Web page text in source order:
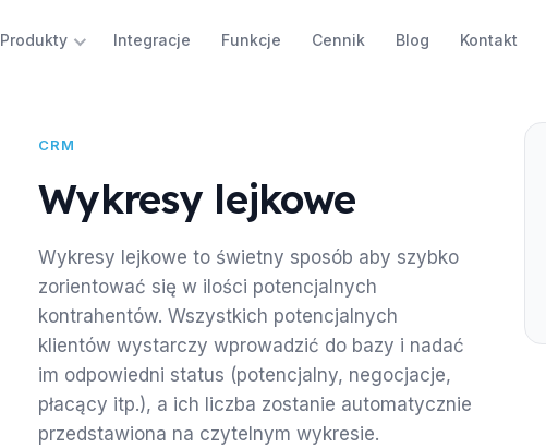
Produkty Integracje Funkcje Cennik Blog Kontakt
CRM
Wykresy lejkowe
Wykresy lejkowe to świetny sposób aby szybko
zorientować się w ilości potencjalnych
kontrahentów. Wszystkich potencjalnych
klientów wystarczy wprowadzić do bazy i nadać
im odpowiedni status (potencjalny, negocjacje,
płacący itp.), a ich liczba zostanie automatycznie
przedstawiona na czytelnym wykresie.